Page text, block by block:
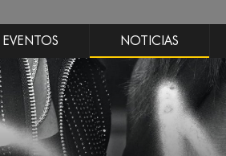
EVENTOS NOTICIAS